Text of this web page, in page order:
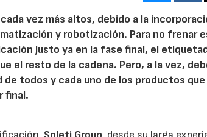
vez más altos, debido a la
y robotización. Para no frenar
justo ya en la fase final, el
el resto de la cadena. Pero, a la vez,
todos y cada uno de los productos
final.